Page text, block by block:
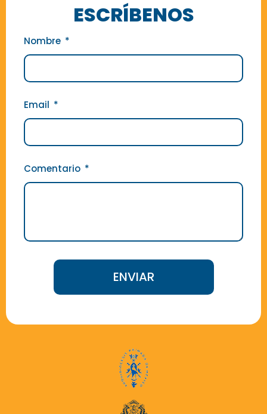
ESCRÍBENOS
Nombre
Email
Comentario
ENVIAR